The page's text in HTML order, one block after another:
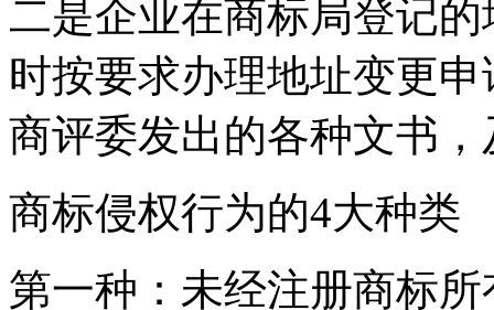
二是企业在商标局登记
时按要求办理地址变更
商评委发出的各种文书
商标侵权行为的4大种类
第一种：未经注册商标